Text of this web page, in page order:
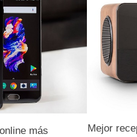
más
Mejor